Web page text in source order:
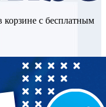
с бесплатным